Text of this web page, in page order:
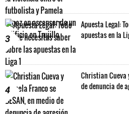
3
Apuesta Legal:
apuestas en la
4
Christian Cueva
de denuncia de